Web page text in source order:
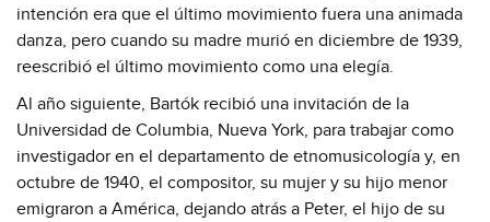
intención era que el último movimiento fuera una animada
danza, pero cuando su madre murió en diciembre de 1939,
reescribió el último movimiento como una elegía.
Al año siguiente, Bartók recibió una invitación de la
Universidad de Columbia, Nueva York, para trabajar como
investigador en el departamento de etnomusicología y, en
octubre de 1940, el compositor, su mujer y su hijo menor
emigraron a América, dejando atrás a Peter, el hijo de su